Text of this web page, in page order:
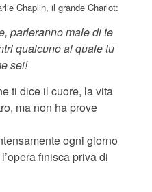
Chaplin, il grande Charlot:
parleranno male di te
qualcuno al quale tu
sei!
ti dice il cuore, la vita
ma non ha prove
ogni giorno
finisca priva di